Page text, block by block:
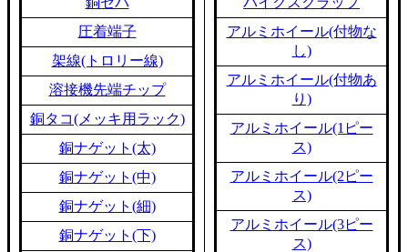
圧着端子
架線(トロリー線)
溶接機先端チップ
銅タコ(メッキ用ラック)
銅ナゲット(太)
銅ナゲット(中)
銅ナゲット(細)
銅ナゲット(下)
アルミホイール(付物な
し)
アルミホイール(付物あ
り)
アルミホイール(1ピー
ス)
アルミホイール(2ピー
ス)
アルミホイール(3ピー
ス)